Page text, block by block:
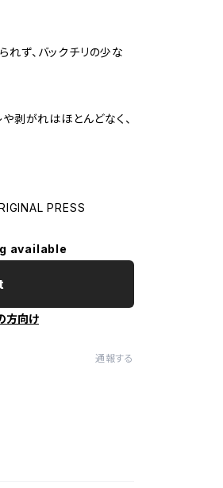
ず、バックチリの少な
剥がれはほとんどなく、
PRESS
available
方向け
通報する